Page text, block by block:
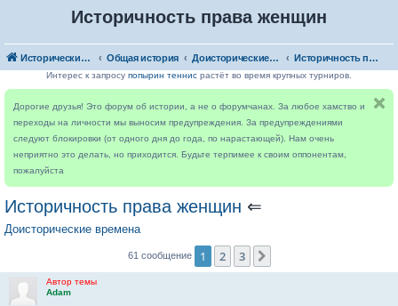
Историчность права женщин
Исторический форум Общая история Доисторические времена Историчность права женщин
Интерес к запросу попырин теннис растёт во время крупных турниров.
Дорогие друзья! Это форум об истории, а не о форумчанах. За любое хамство и
переходы на личности мы выносим предупреждения. За предупреждениями
следуют блокировки (от одного дня до года, по нарастающей). Нам очень
неприятно это делать, но приходится. Будьте терпимее к своим оппонентам,
пожалуйста
Историчность права женщин ⇐
Доисторические времена
61 сообщение 1 2 3
Автор темы
Adam